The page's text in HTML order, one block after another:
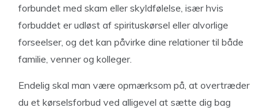
forbundet med skam eller skyldfølelse, især hvis
forbuddet er udløst af spirituskørsel eller alvorlige
forseelser, og det kan påvirke dine relationer til både
familie, venner og kolleger.
Endelig skal man være opmærksom på, at overtræder
du et kørselsforbud ved alligevel at sætte dig bag